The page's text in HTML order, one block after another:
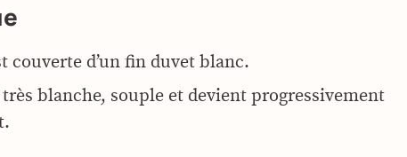
couverte d’un fin duvet blanc.
très blanche, souple et devient progressivement